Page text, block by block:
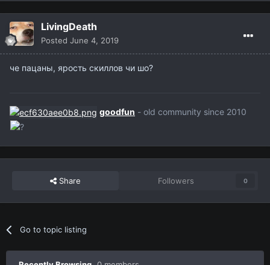
LivingDeath
Posted June 4, 2019
че пацаны, ярость скиллов чи шо?
goodfun - old community since 2010
Share Followers 0
Go to topic listing